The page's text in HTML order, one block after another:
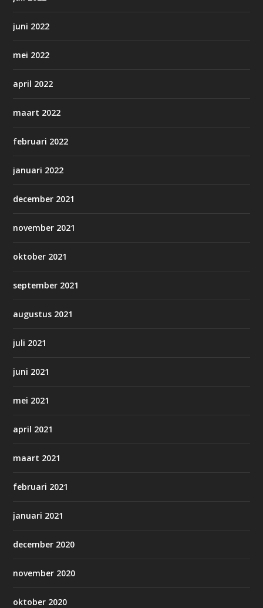
juni 2022
mei 2022
april 2022
maart 2022
februari 2022
januari 2022
december 2021
november 2021
oktober 2021
september 2021
augustus 2021
juli 2021
juni 2021
mei 2021
april 2021
maart 2021
februari 2021
januari 2021
december 2020
november 2020
oktober 2020